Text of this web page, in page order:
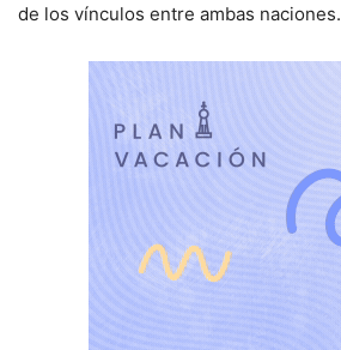
de los vínculos entre ambas naciones.